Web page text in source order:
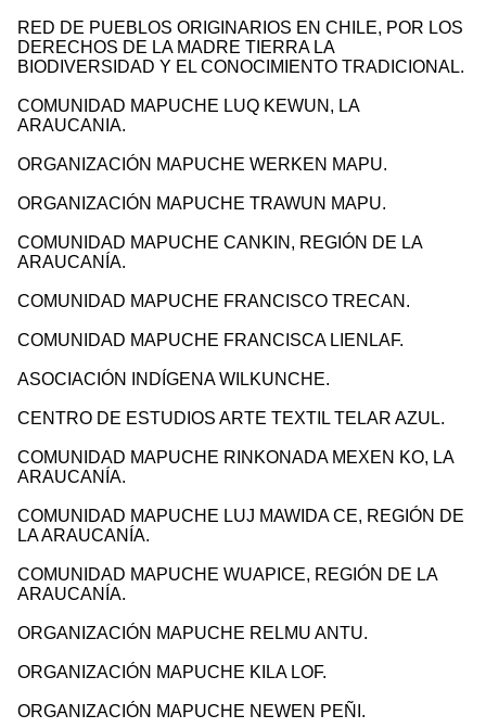
RED DE PUEBLOS ORIGINARIOS EN CHILE, POR LOS
DERECHOS DE LA MADRE TIERRA LA
BIODIVERSIDAD Y EL CONOCIMIENTO TRADICIONAL.
COMUNIDAD MAPUCHE LUQ KEWUN, LA
ARAUCANIA.
ORGANIZACIÓN MAPUCHE WERKEN MAPU.
ORGANIZACIÓN MAPUCHE TRAWUN MAPU.
COMUNIDAD MAPUCHE CANKIN, REGIÓN DE LA
ARAUCANÍA.
COMUNIDAD MAPUCHE FRANCISCO TRECAN.
COMUNIDAD MAPUCHE FRANCISCA LIENLAF.
ASOCIACIÓN INDÍGENA WILKUNCHE.
CENTRO DE ESTUDIOS ARTE TEXTIL TELAR AZUL.
COMUNIDAD MAPUCHE RINKONADA MEXEN KO, LA
ARAUCANÍA.
COMUNIDAD MAPUCHE LUJ MAWIDA CE, REGIÓN DE
LA ARAUCANÍA.
COMUNIDAD MAPUCHE WUAPICE, REGIÓN DE LA
ARAUCANÍA.
ORGANIZACIÓN MAPUCHE RELMU ANTU.
ORGANIZACIÓN MAPUCHE KILA LOF.
ORGANIZACIÓN MAPUCHE NEWEN PEÑI.